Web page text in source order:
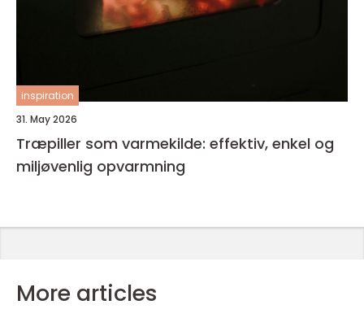
inspiration
31. May 2026
Træpiller som varmekilde: effektiv, enkel og
miljøvenlig opvarmning
More articles